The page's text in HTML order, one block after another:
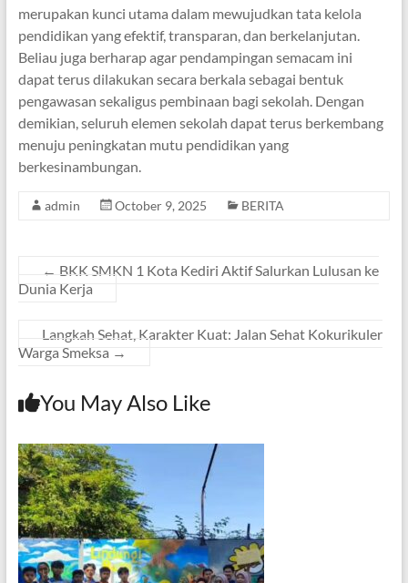
merupakan kunci utama dalam mewujudkan tata kelola
pendidikan yang efektif, transparan, dan berkelanjutan.
Beliau juga berharap agar pendampingan semacam ini
dapat terus dilakukan secara berkala sebagai bentuk
pengawasan sekaligus pembinaan bagi sekolah. Dengan
demikian, seluruh elemen sekolah dapat terus berkembang
menuju peningkatan mutu pendidikan yang
berkesinambungan.
admin October 9, 2025 BERITA
← BKK SMKN 1 Kota Kediri Aktif Salurkan Lulusan ke
Dunia Kerja
Langkah Sehat, Karakter Kuat: Jalan Sehat Kokurikuler
Warga Smeksa →
You May Also Like